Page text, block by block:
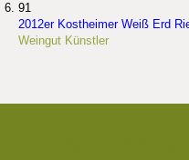
91
2012er Kostheimer Weiß Erd
Weingut Künstler